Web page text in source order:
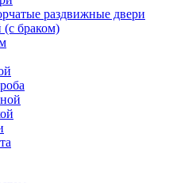
раздвижные двери
(с браком)